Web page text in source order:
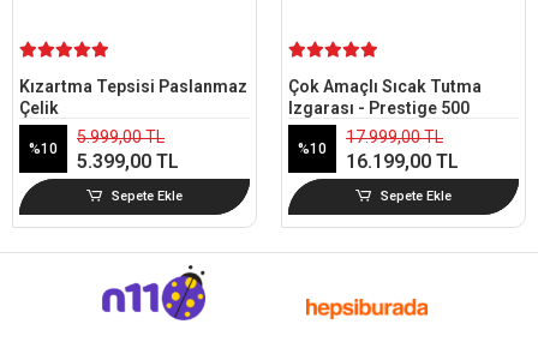
Kızartma Tepsisi Paslanmaz
Çelik
%10
5.999,00 TL
5.399,00 TL
Sepete Ekle
Çok Amaçlı Sıcak Tutma
Izgarası - Prestige 500
%10
17.999,00 TL
16.199,00 TL
Sepete Ekle